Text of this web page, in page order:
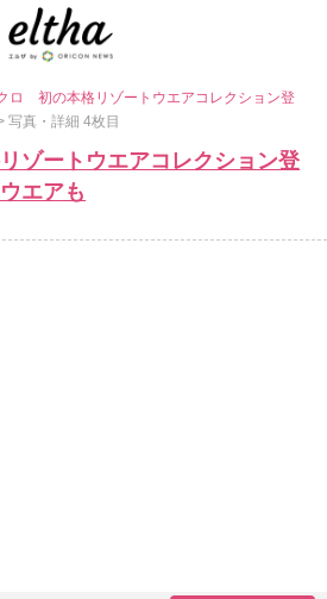
ロ 初の本格リゾートウエアコレクション登
写真・詳細 4枚目
ゾートウエアコレクション登
エアも